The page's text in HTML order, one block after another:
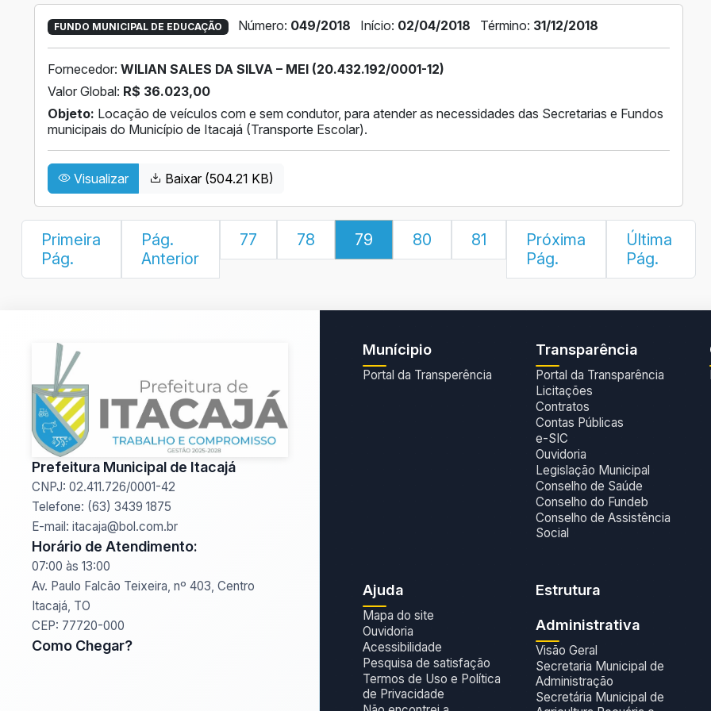
FUNDO MUNICIPAL DE EDUCAÇÃO Número: 049/2018 Início: 02/04/2018 Término: 31/12/2018
Fornecedor: WILIAN SALES DA SILVA – MEI (20.432.192/0001-12)
Valor Global: R$ 36.023,00
Objeto: Locação de veículos com e sem condutor, para atender as necessidades das Secretarias e Fundos
municipais do Município de Itacajá (Transporte Escolar).
Visualizar Baixar (504.21 KB)
Primeira
Pág.
Pág.
Anterior
77 78 79 80 81
Próxima
Pág.
Última
Pág.
Prefeitura Municipal de Itacajá
CNPJ: 02.411.726/0001-42
Telefone: (63) 3439 1875
E-mail: itacaja@bol.com.br
Horário de Atendimento:
07:00 às 13:00
Av. Paulo Falcão Teixeira, nº 403, Centro
Itacajá, TO
CEP: 77720-000
Como Chegar?
Munícipio
Portal da Transperência
Transparência
Portal da Transparência
Licitações
Contratos
Contas Públicas
e-SIC
Ouvidoria
Legislação Municipal
Conselho de Saúde
Conselho do Fundeb
Conselho de Assistência
Social
Ajuda
Mapa do site
Ouvidoria
Acessibilidade
Pesquisa de satisfação
Termos de Uso e Política
de Privacidade
Estrutura
Administrativa
Visão Geral
Secretaria Municipal de
Administração
Secretária Municipal de